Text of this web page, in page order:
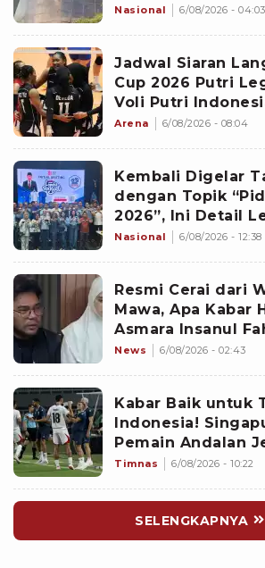
Nasional 6/08/2026 - 04:03
Jadwal Siaran
Cup 2026 Putri
Voli Putri
Langsung Hadapi
Arena 6/08/2026 - 08:04
Kembali Digelar
dengan Topik
2026”, Ini Detail
Lomba Rakyat
Nasional 6/08/2026 - 12:38
Resmi Cerai dari
Mawa, Apa Kabar
Asmara Insanul
Inara Rusli?
News 6/08/2026 - 02:43
Kabar Baik untuk
Indonesia!
Pemain Andalan
Piala AFF 2026
Timnas 6/08/2026 - 10:22
SELENGKAPNYA